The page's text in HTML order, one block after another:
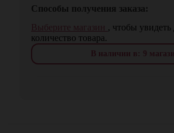
Способы получения заказа:
Выберите магазин , чтобы увидеть
количество товара.
В наличии в: 9